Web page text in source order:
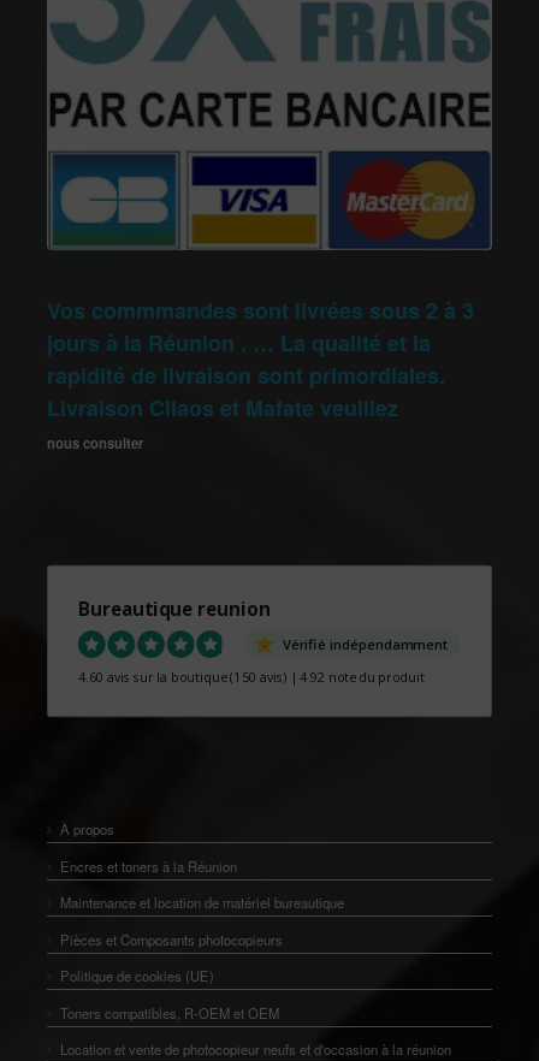
Vos commmandes sont livrées sous 2 à 3
jours à la Réunion . … La qualité et la
rapidité de livraison sont primordiales.
Livraison Cilaos et Mafate veuillez
nous consulter
Bureautique reunion
Vérifié indépendamment
4.60 avis sur la boutique(150 avis) |4.92 note du produit
À propos
Encres et toners à la Réunion
Maintenance et location de matériel bureautique
Pièces et Composants photocopieurs
Politique de cookies (UE)
Toners compatibles, R-OEM et OEM
Location et vente de photocopieur neufs et d'occasion à la réunion